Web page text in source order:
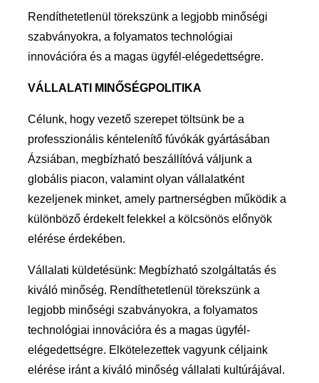
Rendíthetetlenül törekszünk a legjobb minőségi
szabványokra, a folyamatos technológiai
innovációra és a magas ügyfél-elégedettségre.
VÁLLALATI MINŐSÉGPOLITIKA
Célunk, hogy vezető szerepet töltsünk be a
professzionális kéntelenítő fúvókák gyártásában
Ázsiában, megbízható beszállítóvá váljunk a
globális piacon, valamint olyan vállalatként
kezeljenek minket, amely partnerségben működik a
különböző érdekelt felekkel a kölcsönös előnyök
elérése érdekében.
Vállalati küldetésünk: Megbízható szolgáltatás és
kiváló minőség. Rendíthetetlenül törekszünk a
legjobb minőségi szabványokra, a folyamatos
technológiai innovációra és a magas ügyfél-
elégedettségre. Elkötelezettek vagyunk céljaink
elérése iránt a kiváló minőség vállalati kultúrájával.